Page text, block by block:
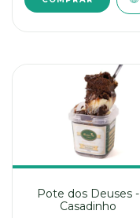
Pote dos Deuses -
Casadinho